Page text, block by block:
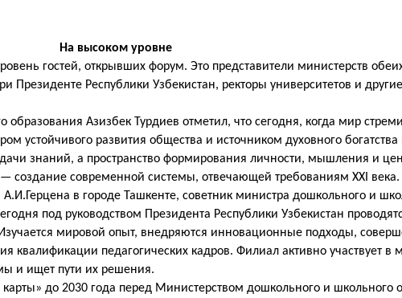
На высоком уровне
гостей, открывших форум. Это представители министерств
Президенте Республики Узбекистан, ректоры университетов и другие
Азизбек Турдиев отметил, что сегодня, когда мир
устойчивого развития общества и источником духовного
знаний, а пространство формирования личности, мышления и
создание современной системы, отвечающей требованиям XXI века.
в городе Ташкенте, советник министра дошкольного и
под руководством Президента Республики Узбекистан
мировой опыт, внедряются инновационные подходы,
квалификации педагогических кадров. Филиал активно участвует
и ищет пути их решения.
до 2030 года перед Министерством дошкольного и школьного